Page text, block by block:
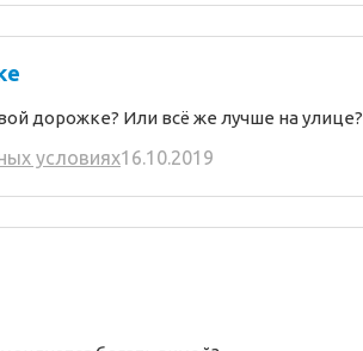
дорожке? Или всё же лучше на улице?
условиях16.10.2019